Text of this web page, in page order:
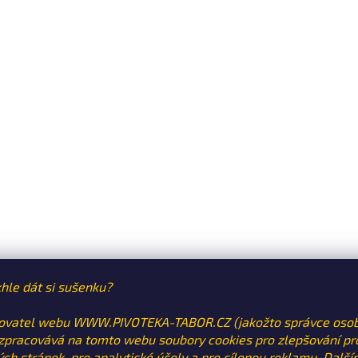
dát si sušenku?
webu WWW.PIVOTEKA-TABOR.CZ (jakožto správce
na tomto webu soubory cookies pro zlepšování